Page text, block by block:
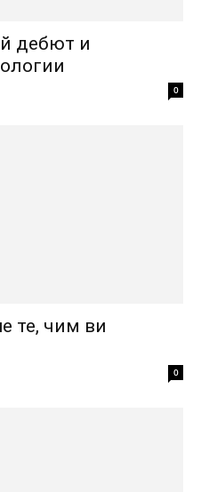
дебют и
0
те, чим ви
0